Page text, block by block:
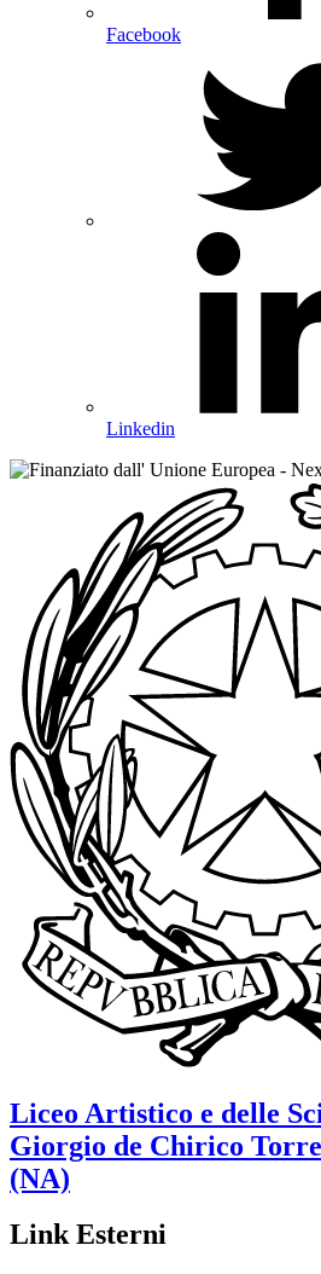
Facebook
Linkedin
Liceo Artistico e delle
Giorgio de Chirico
(NA)
Link Esterni